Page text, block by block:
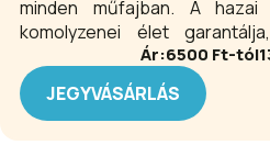
minden műfajban. A hazai
komolyzenei élet
változatos
részünk az estek
Klasszikus és kortárs művek
elhangoznak a koncertek
Ár:6500 Ft-tól
JEGYVÁSÁRLÁS